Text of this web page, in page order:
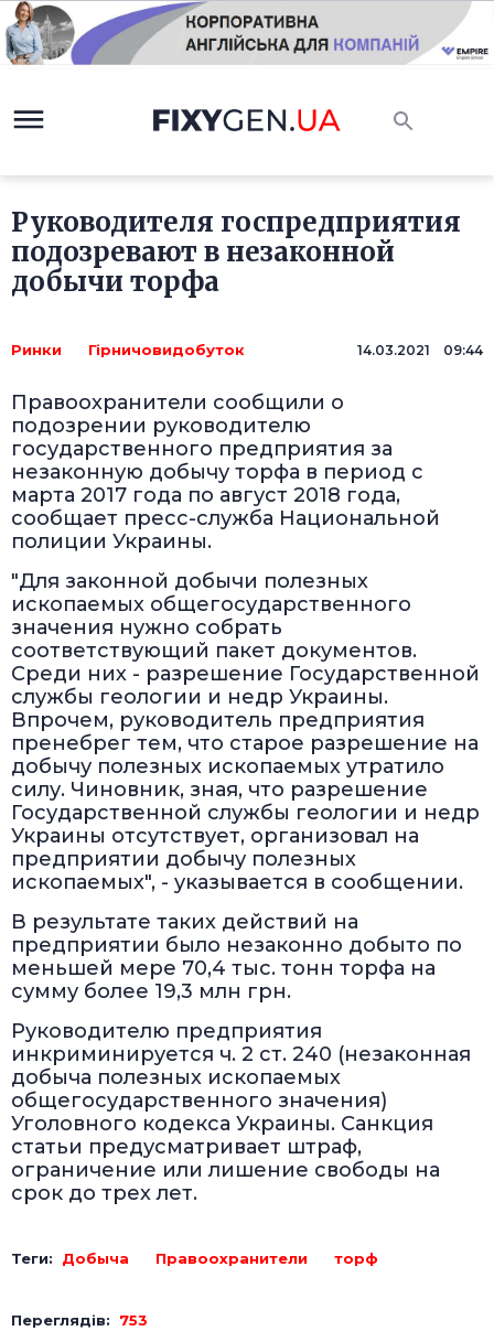
Руководителя госпредприятия
подозревают в незаконной
добычи торфа
Ринки Гірничовидобуток 14.03.2021 09:44
Правоохранители сообщили о
подозрении руководителю
государственного предприятия за
незаконную добычу торфа в период с
марта 2017 года по август 2018 года,
сообщает пресс-служба Национальной
полиции Украины.
"Для законной добычи полезных
ископаемых общегосударственного
значения нужно собрать
соответствующий пакет документов.
Среди них - разрешение Государственной
службы геологии и недр Украины.
Впрочем, руководитель предприятия
пренебрег тем, что старое разрешение на
добычу полезных ископаемых утратило
силу. Чиновник, зная, что разрешение
Государственной службы геологии и недр
Украины отсутствует, организовал на
предприятии добычу полезных
ископаемых", - указывается в сообщении.
В результате таких действий на
предприятии было незаконно добыто по
меньшей мере 70,4 тыс. тонн торфа на
сумму более 19,3 млн грн.
Руководителю предприятия
инкриминируется ч. 2 ст. 240 (незаконная
добыча полезных ископаемых
общегосударственного значения)
Уголовного кодекса Украины. Санкция
статьи предусматривает штраф,
ограничение или лишение свободы на
срок до трех лет.
Теги: Добыча Правоохранители торф
Переглядів: 753